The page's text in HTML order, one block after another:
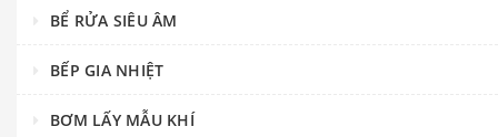
BỂ RỬA SIÊU ÂM
BẾP GIA NHIỆT
BƠM LẤY MẪU KHÍ